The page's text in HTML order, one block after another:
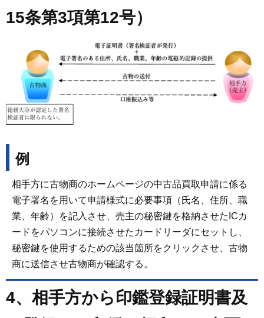
15条第3項第12号）
例
相手方に古物商のホームページの中古品買取申請に係る
電子署名を用いて申請様式に必要事項（氏名、住所、職
業、年齢）を記入させ、売主の秘密鍵を格納させたICカ
ードをパソコンに接続させたカードリーダにセットし、
秘密鍵を使用するための該当箇所をクリックさせ、古物
商に送信させ古物商が確認する。
4、相手方から印鑑登録証明書及